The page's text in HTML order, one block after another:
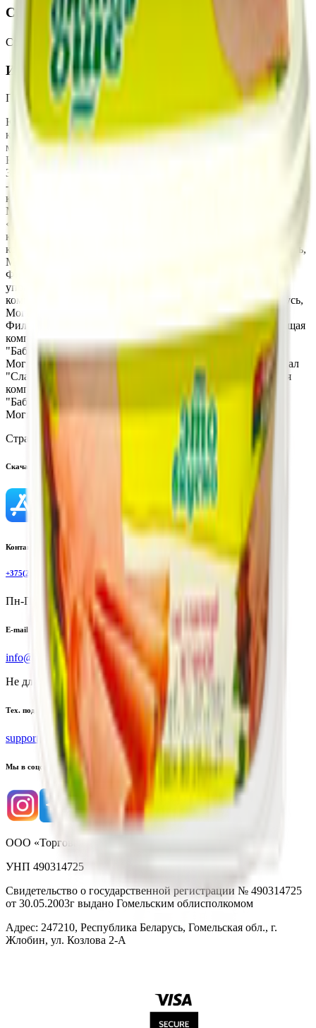
Срок годности
Срок годности : При t от минус 4℃ до плюс 6℃ - 4 месяца
Изготовитель
Производитель:ОАО «Бабушкина крынка»
Юридический адрес:
Филиал «Бобруйский» ОАО «Бабушкина
крынка»- управляющая компания холдинга «Могилевская
молочная компания«Бабушкина крынка» 213823, Республика
Беларусь, Могилевская обл., г. Бобруйск, ул. Карла Маркса, д.
327, пом.27; Филиал «Быховский» ОАО «Бабушкина крынка»
- управляющая компания холдинга «Могилевская молочная
компания «Бабушкина крынка», 213352, Республика Беларусь,
Могилевская обл., г. Быхов, ул. Некрасова, д. 42; Филиал
«Мстиславский» ОАО «Бабушкина крынка» - управляющая
компания холдинга «Могилевская молочная
компания«Бабушкина крынка», 213453, Республика Беларусь,
Могилевская обл., г. Мстиславль, пер. Коммунарный, д. 33;
Филиал «Осиповичский» ОАО «Бабушкина крынка»-
управляющая компания холдинга «Могилевская молочная
компания Бабушкина крынка», 213760, Республика Беларусь,
Могилевская обл., г. Осиповичи, ул. Юбилейная, д. 53А;
Филиал "Чаусский" ОАО "Бабушкина крынка"- управляющая
компания холдинга "Могилевская молочная компания
"Бабушкина Крынка", 213206, Республика Беларусь,
Могилевская обл., г. Чаусы, ул. Первомайская, д. 37; Филиал
"Славгородский" ОАО "Бабушкина крынка"-управляющая
компания холдинга "Могилевская молочная компания
"Бабушкина крынка" 213245, Республика Беларусь,
Могилевская обл., г. Славгород, ул. Калинина, д. 55
Страна производства:
Республика Беларусь
Скачать приложение
Контактный телефон
+375(29)6875999
Пн-Пт: 8:00 - 17:00
E-mail
info@yoda.by
Не для электронных обращений
Тех. поддержка
support@yoda.by
Мы в соцсетях
ООО «Торговая сеть «Продмир»
УНП 490314725
Свидетельство о государственной регистрации № 490314725
от 30.05.2003г выдано Гомельским облисполкомом
Адрес: 247210, Республика Беларусь, Гомельская обл., г.
Жлобин, ул. Козлова 2-А